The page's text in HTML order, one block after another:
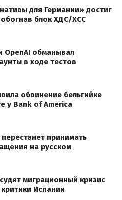
для Германии» достиг
блок ХДС/ХСС
OpenAI обманывал
в ходе тестов
обвинение бельгийке
у Bank of America
принимать
на русском
миграционный кризис
Испании